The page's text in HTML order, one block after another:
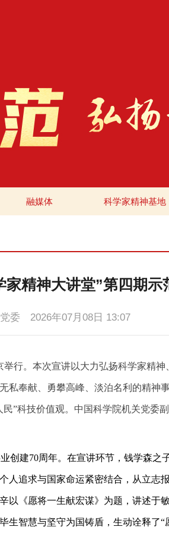
融媒体 科学家精神基地
家精神大讲堂”第四期示
委 2026年07月08日 13:07
行。本次宣讲以大力弘扬科学家精
私奉献、勇攀高峰、淡泊名利的精神
”科技价值观。中国科学院机关党委
创建70周年。在宣讲环节，钱学森
人追求与国家命运紧密结合，从立志
以《愿将一生献宏谋》为题，讲述于
智慧与坚守为国铸盾，生动诠释了“